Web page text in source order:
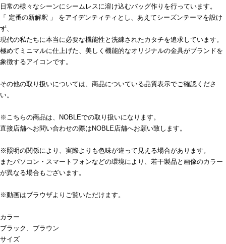
日常の様々なシーンにシームレスに溶け込むバッグ作りを行っています。
「 定番の新解釈 」 をアイデンティティとし、あえてシーズンテーマを設け
ず、
現代の私たちに本当に必要な機能性と洗練されたカタチを追求しています。
極めてミニマルに仕上げた、美しく機能的なオリジナルの金具がブランドを
象徴するアイコンです。
その他の取り扱いについては、商品についている品質表示でご確認くださ
い。
※こちらの商品は、NOBLEでの取り扱いになります。
直接店舗へお問い合わせの際はNOBLE店舗へお願い致します。
※照明の関係により、実際よりも色味が違って見える場合があります。
またパソコン・スマートフォンなどの環境により、若干製品と画像のカラー
が異なる場合もございます。
※動画はブラウザよりご覧いただけます。
カラー
ブラック、ブラウン
サイズ